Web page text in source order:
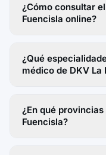
¿Cómo consultar
Fuencisla online?
¿Qué
médico de DKV La
¿En qué
Fuencisla?